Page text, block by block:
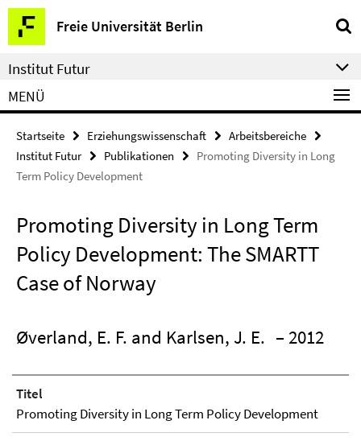
Springe
direkt
zu
Inhalt
Freie Universität Berlin
Service-
Navigation
Institut Futur
MENÜ
Startseite Erziehungswissenschaft
Arbeitsbereiche
Institut Futur
Publikationen
Promoting Diversity in Long
Term Policy Development
Promoting Diversity in Long Term
Policy Development: The SMARTT
Case of Norway
Øverland, E. F. and Karlsen, J. E. – 2012
Titel
Promoting Diversity in Long Term Policy Development